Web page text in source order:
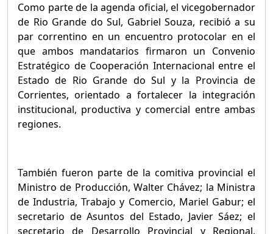
Como parte de la agenda oficial, el vicegobernador
de Rio Grande do Sul, Gabriel Souza, recibió a su
par correntino en un encuentro protocolar en el
que ambos mandatarios firmaron un Convenio
Estratégico de Cooperación Internacional entre el
Estado de Rio Grande do Sul y la Provincia de
Corrientes, orientado a fortalecer la integración
institucional, productiva y comercial entre ambas
regiones.
También fueron parte de la comitiva provincial el
Ministro de Producción, Walter Chávez; la Ministra
de Industria, Trabajo y Comercio, Mariel Gabur; el
secretario de Asuntos del Estado, Javier Sáez; el
secretario de Desarrollo Provincial y Regional,